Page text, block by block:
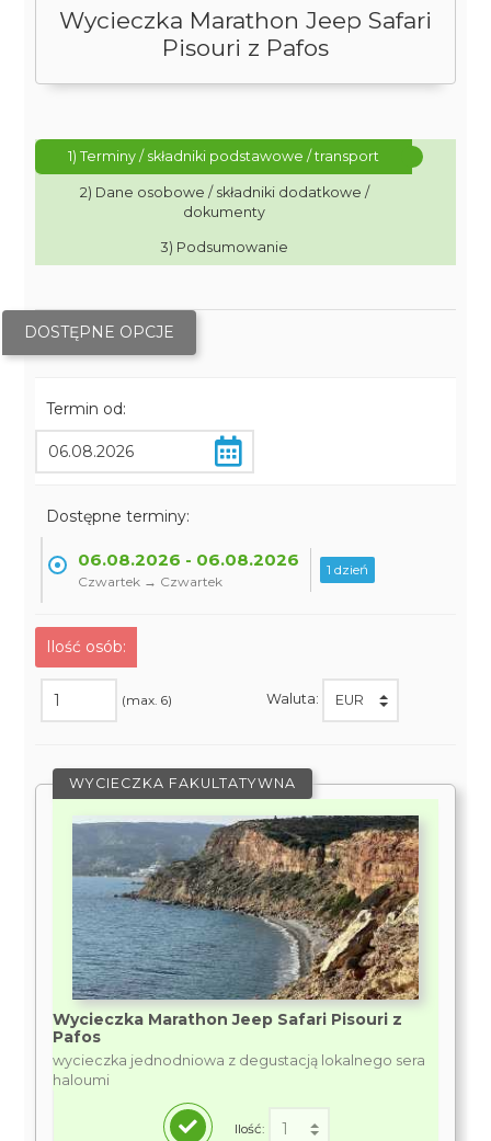
Wycieczka Marathon Jeep Safari
Pisouri z Pafos
1) Terminy / składniki podstawowe / transport
2) Dane osobowe / składniki dodatkowe /
dokumenty
3) Podsumowanie
DOSTĘPNE OPCJE
Termin od:
Dostępne terminy:
06.08.2026 - 06.08.2026
Czwartek → Czwartek
1 dzień
Ilość osób:
(max. 6) Waluta:
WYCIECZKA FAKULTATYWNA
Wycieczka Marathon Jeep Safari Pisouri z
Pafos
wycieczka jednodniowa z degustacją lokalnego sera
haloumi
Ilość: